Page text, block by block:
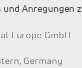
und Anregungen
Europe GmbH
Germany